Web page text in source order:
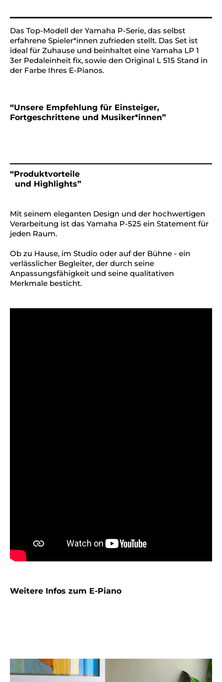
Das Top-Modell der Yamaha P-Serie, das selbst
erfahrene Spieler*innen zufrieden stellt. Das Set ist
ideal für Zuhause und beinhaltet eine Yamaha LP 1
3er Pedaleinheit fix, sowie den Original L 515 Stand in
der Farbe Ihres E-Pianos.
“Unsere Empfehlung für Einsteiger,
Fortgeschrittene und Musiker*innen”
“Produktvorteile
und Highlights”
Mit seinem eleganten Design und der hochwertigen
Verarbeitung ist das Yamaha P-525 ein Statement für
jeden Raum.
Ob zu Hause, im Studio oder auf der Bühne - ein
verlässlicher Begleiter, der durch seine
Anpassungsfähigkeit und seine qualitativen
Merkmale besticht.
Weitere Infos zum E-Piano